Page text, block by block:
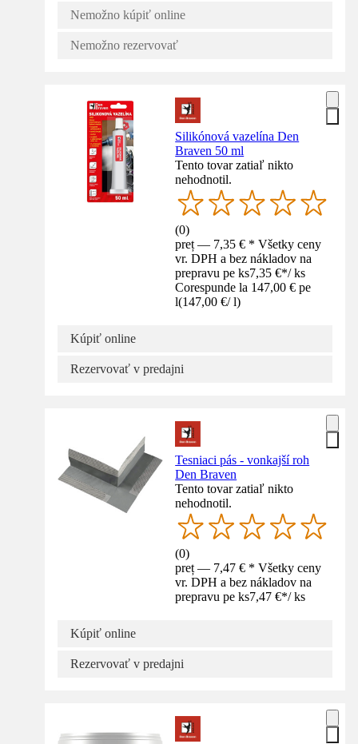
Nemožno kúpiť online
Nemožno rezervovať
Silikónová vazelína Den
Braven 50 ml
Tento tovar zatiaľ nikto
nehodnotil.
(0)
preț — 7,35 € * Všetky ceny
vr. DPH a bez nákladov na
prepravu pe ks7,35 €*/ ks
Corespunde la 147,00 € pe
l(147,00 €/ l)
Kúpiť online
Rezervovať v predajni
Tesniaci pás - vonkajší roh
Den Braven
Tento tovar zatiaľ nikto
nehodnotil.
(0)
preț — 7,47 € * Všetky ceny
vr. DPH a bez nákladov na
prepravu pe ks7,47 €*/ ks
Kúpiť online
Rezervovať v predajni